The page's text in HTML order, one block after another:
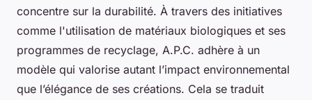
concentre sur la durabilité. À travers des initiatives
comme l'utilisation de matériaux biologiques et ses
programmes de recyclage, A.P.C. adhère à un
modèle qui valorise autant l’impact environnemental
que l’élégance de ses créations. Cela se traduit